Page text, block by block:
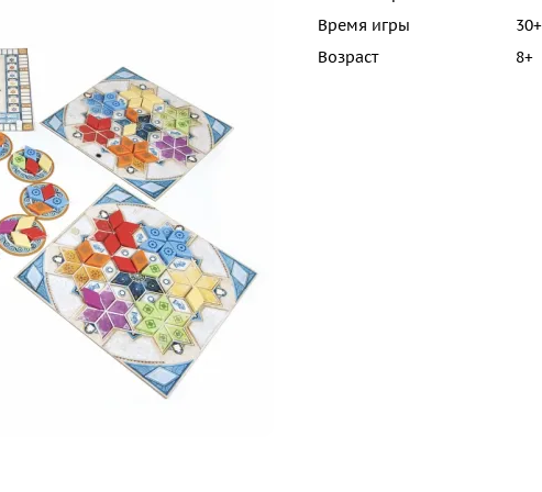
Время игры
Возраст
8+